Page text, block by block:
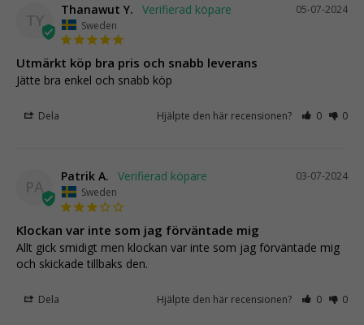
TY
05-07-2024
Thanawut Y.
Sweden
Utmärkt köp bra pris och snabb leverans
Jätte bra enkel och snabb köp
Dela Hjälpte den här recensionen? 0 0
PA
03-07-2024
Patrik A.
Sweden
Klockan var inte som jag förväntade mig
Allt gick smidigt men klockan var inte som jag förväntade mig
och skickade tillbaks den.
Dela Hjälpte den här recensionen? 0 0